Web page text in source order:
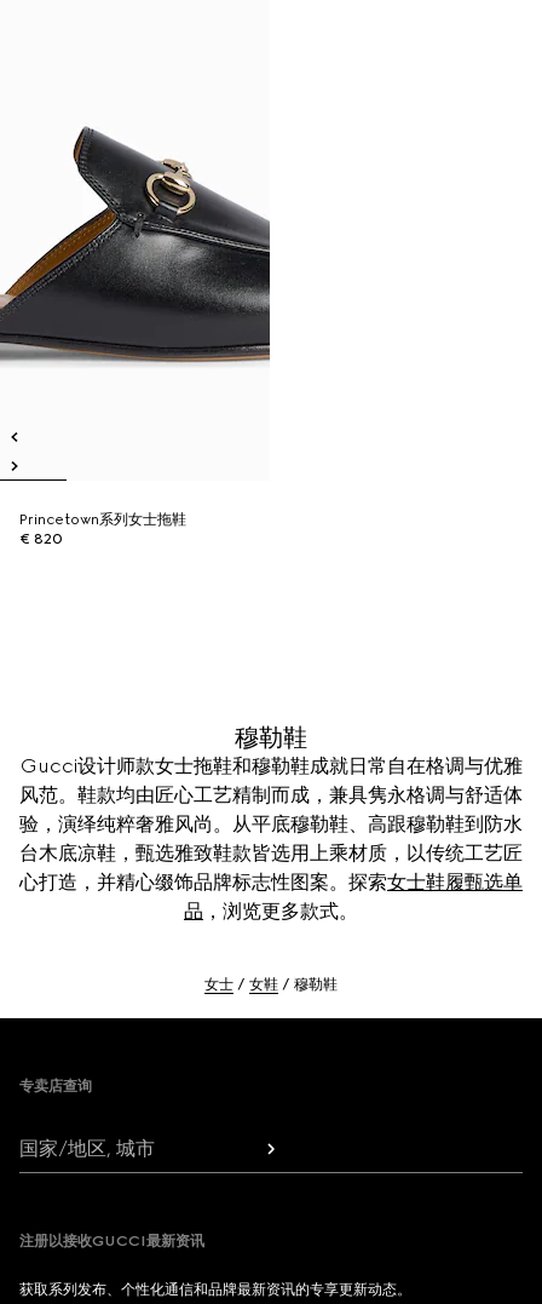
Princetown系列女士拖鞋
€ 820
穆勒鞋
Gucci设计师款女士拖鞋和穆勒鞋成就日常自在格调与优雅
风范。鞋款均由匠心工艺精制而成，兼具隽永格调与舒适体
验，演绎纯粹奢雅风尚。从平底穆勒鞋、高跟穆勒鞋到防水
台木底凉鞋，甄选雅致鞋款皆选用上乘材质，以传统工艺匠
心打造，并精心缀饰品牌标志性图案。探索女士鞋履甄选单
品 ，浏览更多款式。
女士 女鞋 穆勒鞋
专卖店查询
国家/地区, 城市
注册以接收GUCCI最新资讯
获取系列发布、个性化通信和品牌最新资讯的专享更新动态。